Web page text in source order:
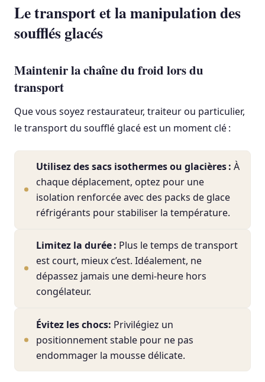
Le transport et la manipulation des
soufflés glacés
Maintenir la chaîne du froid lors du
transport
Que vous soyez restaurateur, traiteur ou particulier,
le transport du soufflé glacé est un moment clé :
Utilisez des sacs isothermes ou glacières : À
chaque déplacement, optez pour une
isolation renforcée avec des packs de glace
réfrigérants pour stabiliser la température.
Limitez la durée : Plus le temps de transport
est court, mieux c’est. Idéalement, ne
dépassez jamais une demi-heure hors
congélateur.
Évitez les chocs: Privilégiez un
positionnement stable pour ne pas
endommager la mousse délicate.